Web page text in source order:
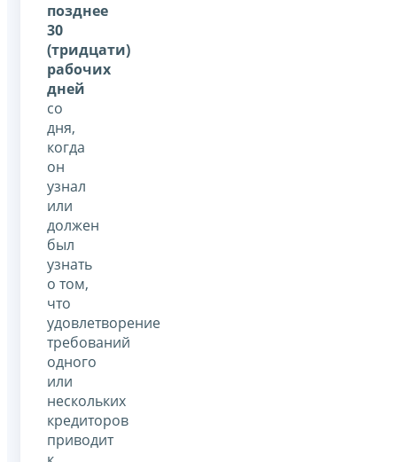
позднее
30
(тридцати)
рабочих
дней
со
дня,
когда
он
узнал
или
должен
был
узнать
о том,
что
удовлетворение
требований
одного
или
нескольких
кредиторов
приводит